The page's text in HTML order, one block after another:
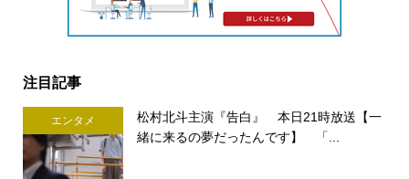
注目記事
エンタメ
松村北斗主演『告白』 本日21時放送【一
緒に来るの夢だったんです】 「...